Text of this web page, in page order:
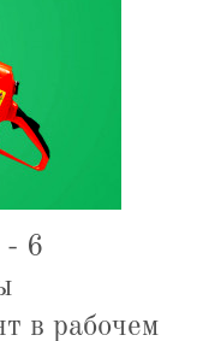
- 6
в рабочем